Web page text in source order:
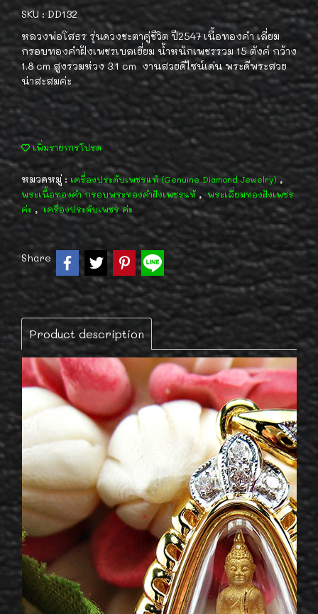
SKU : DD132
หลวงพ่อโสธร รุ่นดวงชะตาคู่ชีวิต ปี2547 เนื้อทองคำ เลี่ยม
กรอบทองคำฝังเพชรเบลเยี่ยม น้ำหนักเพชรรวม 15 ตังค์ กว้าง
1.8 cm สูงรวมห่วง 3.1 cm งานสวยดีไซน์เด่น พระดีพระสวย
น่าสะสมค่ะ
เพิ่มรายการโปรด
หมวดหมู่ : เครื่องประดับเพชรแท้ (Genuine Diamond Jewelry) ,
พระเนื้อทองคำ กรอบพระทองคำฝังเพชรแท้ , พระเลี่ยมทองฝังเพชร
ค่ะ , เครื่องประดับเพชร ค่ะ
Share
Product description